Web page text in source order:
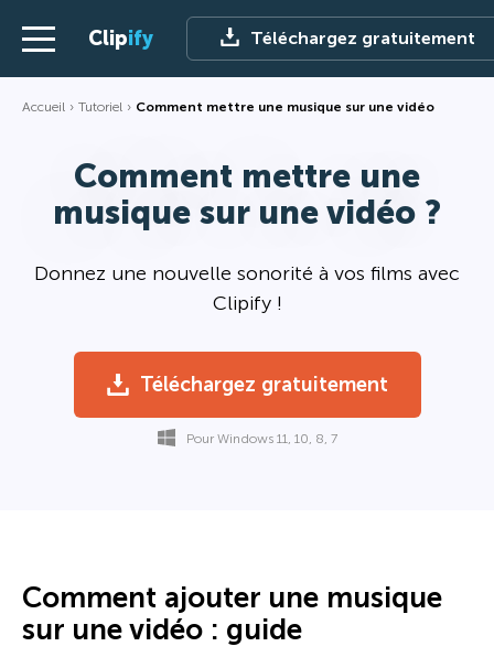
Clipify Téléchargez gratuitement
Accueil Tutoriel Comment mettre une musique sur une vidéo
Comment mettre une
musique sur une vidéo ?
Donnez une nouvelle sonorité à vos films avec
Clipify !
Téléchargez gratuitement
Pour Windows 11, 10, 8, 7
Comment ajouter une musique
sur une vidéo : guide